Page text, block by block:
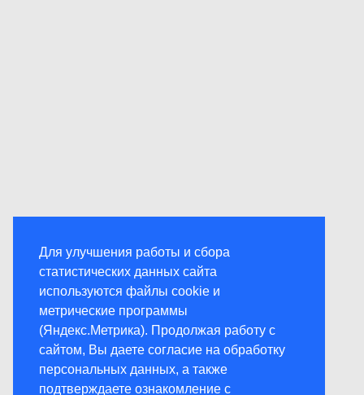
Для улучшения работы и сбора
статистических данных сайта
используются файлы cookie и
метрические программы
(Яндекс.Метрика). Продолжая работу с
сайтом, Вы даете согласие на обработку
персональных данных, а также
подтверждаете ознакомление с